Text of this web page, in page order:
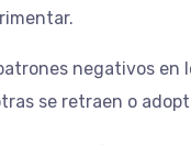
negativos en
se retraen o